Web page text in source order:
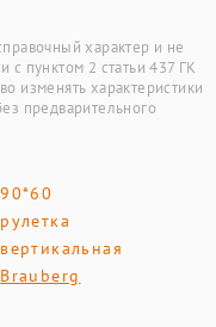
характер и не
с пунктом 2 статьи 437 ГК
изменять характеристики
предварительного
90*60
рулетка
вертикальная
Brauberg